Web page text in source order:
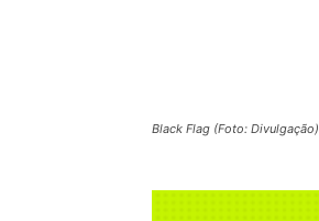
Black Flag (Foto: Divulgação)